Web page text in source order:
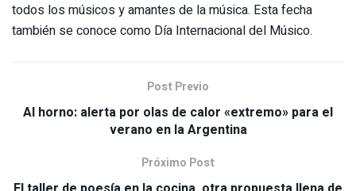
todos los músicos y amantes de la música. Esta fecha
también se conoce como Día Internacional del Músico.
Post Previo
Al horno: alerta por olas de calor «extremo» para el
verano en la Argentina
Próximo Post